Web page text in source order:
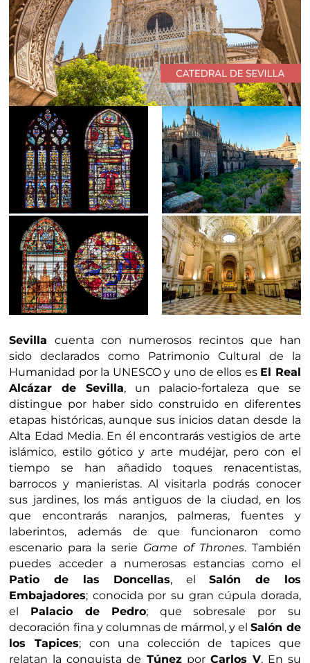
Sevillacuenta con numerosos recintos que han
sido declarados como Patrimonio Cultural de la
Humanidad por la UNESCO y uno de ellos es El Real
Alcázar de Sevilla, un palacio-fortaleza que se
distingue por haber sido construido en diferentes
etapas históricas, aunque sus inicios datan desde la
Alta Edad Media. En él encontrarás vestigios de arte
islámico, estilo gótico y arte mudéjar, pero con el
tiempo se han añadido toques renacentistas,
barrocos y manieristas. Al visitarla podrás conocer
sus jardines, los más antiguos de la ciudad, en los
que encontrarás naranjos, palmeras, fuentes y
laberintos, además de que funcionaron como
escenario para la serie Game of Thrones. También
puedes acceder a numerosas estancias como el
Patio de las Doncellas, elSalón de los
Embajadores; conocida por su gran cúpula dorada,
el Palacio de Pedro; que sobresale por su
decoración fina y columnas de mármol, y elSalón de
los Tapices; con una colección de tapices que
relatan la conquista de Túnezpor Carlos V. En su